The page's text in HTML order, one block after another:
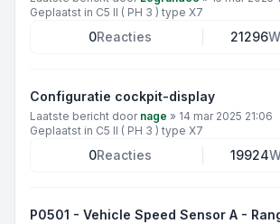
Geplaatst in C5 II ( PH 3 ) type X7
0Reacties 21296
Configuratie cockpit-display
Laatste bericht door nage » 14 mar 2025 21:06
Geplaatst in C5 II ( PH 3 ) type X7
0Reacties 19924
P0501 - Vehicle Speed Sensor A -